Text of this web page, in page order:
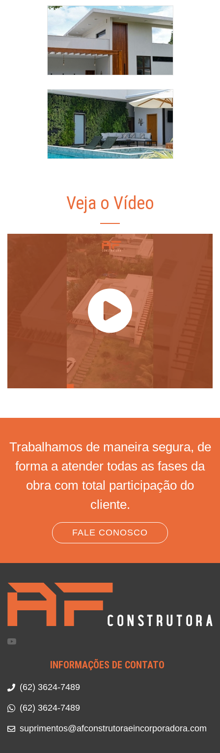
Veja o Vídeo
Trabalhamos de maneira segura, de
forma a atender todas as fases da
obra com total participação do
cliente.
FALE CONOSCO
INFORMAÇÕES DE CONTATO
(62) 3624-7489
(62) 3624-7489
suprimentos@afconstrutoraeincorporadora.com